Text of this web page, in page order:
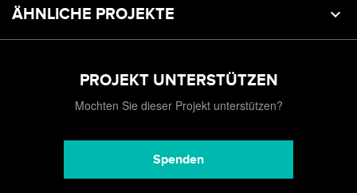
ÄHNLICHE PROJEKTE
PROJEKT UNTERSTÜTZEN
Mochten Sie dieser Projekt unterstützen?
Spenden